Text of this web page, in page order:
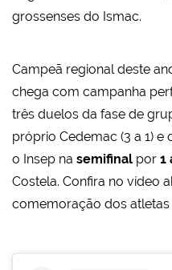
grossenses do Ismac.
Campeã regional deste
chega com campanha
três duelos da fase de
próprio Cedemac (3 a 1) e
o Insep na semifinal por 1
Costela. Confira no vídeo
comemoração dos atletas